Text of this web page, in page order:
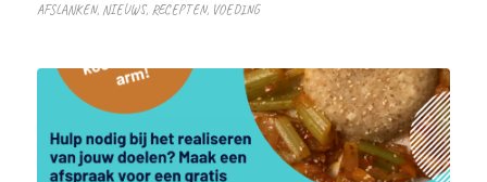
AFSLANKEN, NIEUWS, RECEPTEN, VOEDING